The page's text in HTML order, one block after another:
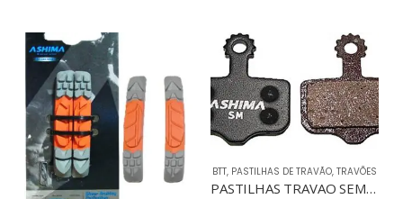
BTT, PASTILHAS DE TRAVÃO,TRAVÕES
PASTILHAS TRAVAO SEMI-METAL AVID ELIXIR/SRAM XX